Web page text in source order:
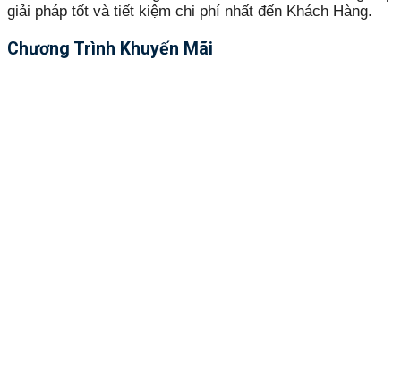
giải pháp tốt và tiết kiệm chi phí nhất đến Khách Hàng.
Chương Trình Khuyến Mãi